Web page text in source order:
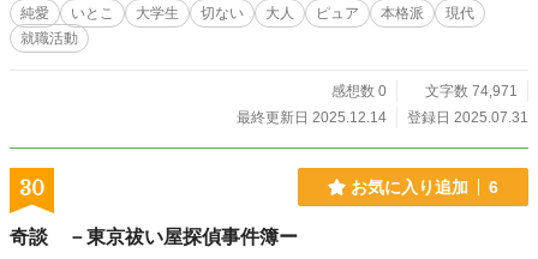
純愛 いとこ 大学生 切ない 大人 ピュア 本格派
現代
就職活動
感想数 0
文字数 74,971
最終更新日 2025.12.14
登録日 2025.07.31
30 お気に入り追加 6
奇談 －東京祓い屋探偵事件簿ー